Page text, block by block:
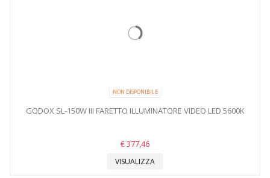
NON DISPONIBILE
GODOX SL-150W III FARETTO ILLUMINATORE VIDEO LED 5600K
€ 377,46
VISUALIZZA